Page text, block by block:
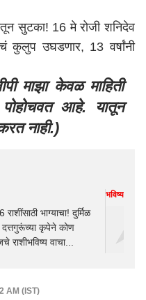
सुटका! 16 मे रोजी शनिदेव
कुलुप उघडणार, 13 वर्षांनी
माझा केवळ माहिती
पोहोचवत आहे. यातून
नाही.)
भाग्याचा! दुर्मिळ
कृपेने कोण
राशीभविष्य वाचा...
भविष्य
AM (IST)